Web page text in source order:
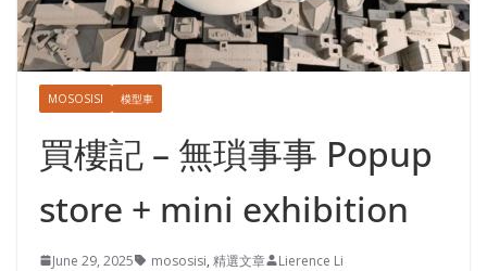
MOSOSISI 模型車
買樓記 – 無瑣事事 Popup
store + mini exhibition
June 29, 2025 mososisi, 精選文章 Lierence Li